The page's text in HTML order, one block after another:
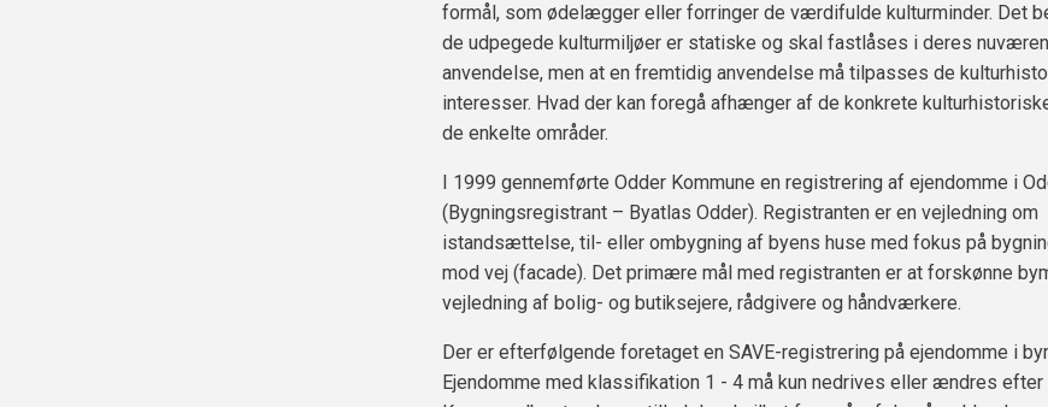
formål, som ødelægger eller forringer de værdifulde kulturminder. Det
de udpegede kulturmiljøer er statiske og skal fastlåses i deres
anvendelse, men at en fremtidig anvendelse må tilpasses de
interesser. Hvad der kan foregå afhænger af de konkrete
de enkelte områder.
I 1999 gennemførte Odder Kommune en registrering af ejendomme i
(Bygningsregistrant – Byatlas Odder). Registranten er en vejledning om
istandsættelse, til- eller ombygning af byens huse med fokus på
mod vej (facade). Det primære mål med registranten er at forskønne
vejledning af bolig- og butiksejere, rådgivere og håndværkere.
Der er efterfølgende foretaget en SAVE-registrering på ejendomme i
Ejendomme med klassifikation 1 - 4 må kun nedrives eller ændres efter